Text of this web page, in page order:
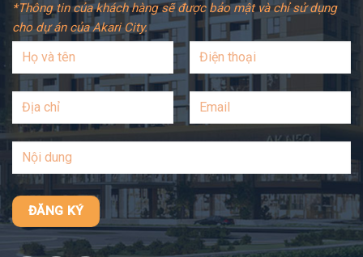
*Thông tin của khách hàng sẽ được bảo mật và chỉ sử dụng
cho dự án của Akari City.